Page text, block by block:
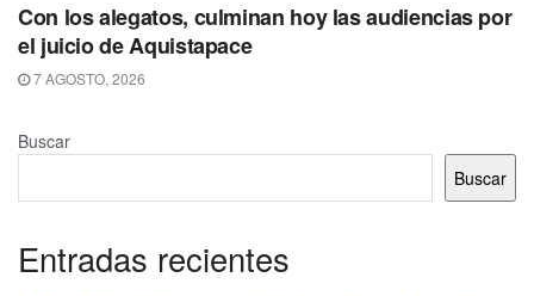
Con los alegatos, culminan hoy las audiencias por
el juicio de Aquistapace
7 AGOSTO, 2026
Buscar
Buscar
Entradas recientes